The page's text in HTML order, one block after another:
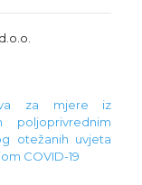
za mjere iz
poljoprivrednim
otežanih uvjeta
COVID-19